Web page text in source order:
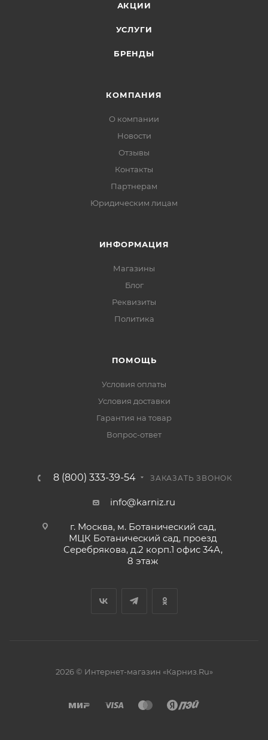
АКЦИИ
УСЛУГИ
БРЕНДЫ
КОМПАНИЯ
О компании
Новости
Отзывы
Контакты
Партнерам
Юридическим лицам
ИНФОРМАЦИЯ
Магазины
Блог
Реквизиты
Политика
ПОМОЩЬ
Условия оплаты
Условия доставки
Гарантия на товар
Вопрос-ответ
8 (800) 333-39-54 ЗАКАЗАТЬ ЗВОНОК
info@karniz.ru
г. Москва, м. Ботанический сад,
МЦК Ботанический сад, проезд
Серебрякова, д.2 корп.1 офис 34А,
8 этаж
2026 © Интернет-магазин «Карниз.Ru»